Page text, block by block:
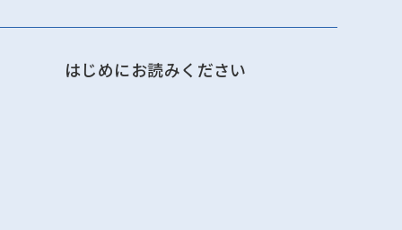
はじめにお読みください